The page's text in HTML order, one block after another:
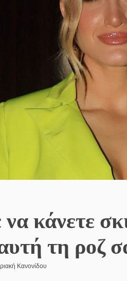
να κάνετε
τη ροζ
Κανονίδου